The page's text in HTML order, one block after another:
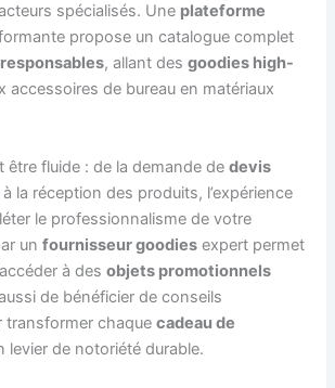
spécialisés. Une plateforme
propose un catalogue complet
, allant desgoodies high-
accessoires de bureau en matériaux
être fluide : de la demande dedevis
à la réception des produits, l’expérience
le professionnalisme de votre
unfournisseur goodies expert permet
à desobjets promotionnels
de bénéficier de conseils
transformer chaquecadeau de
levier de notoriété durable.